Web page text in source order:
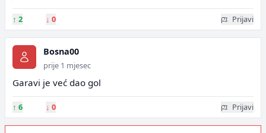
↑ 2 ↓ 0 Prijavi
Bosna00
prije 1 mjesec
Garavi je već dao gol
↑ 6 ↓ 0 Prijavi